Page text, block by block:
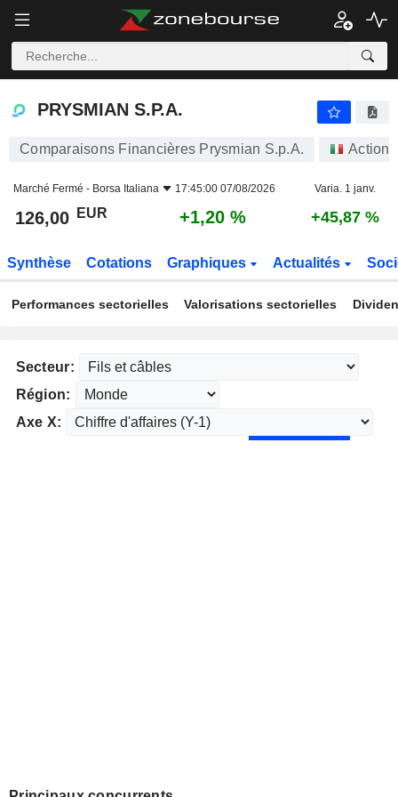
PRYSMIAN S.P.A.
PRYSMIAN S.P.A.
Comparaisons Financières Prysmian S.p.A. Actions
Marché Fermé - Borsa Italiana 17:45:00 07/08/2026 Varia. 1 janv.
126,00 EUR +1,20 % +45,87 %
Synthèse Cotations Graphiques Actualités
Performances sectorielles Valorisations sectorielles
Secteur:
Région:
Axe X: